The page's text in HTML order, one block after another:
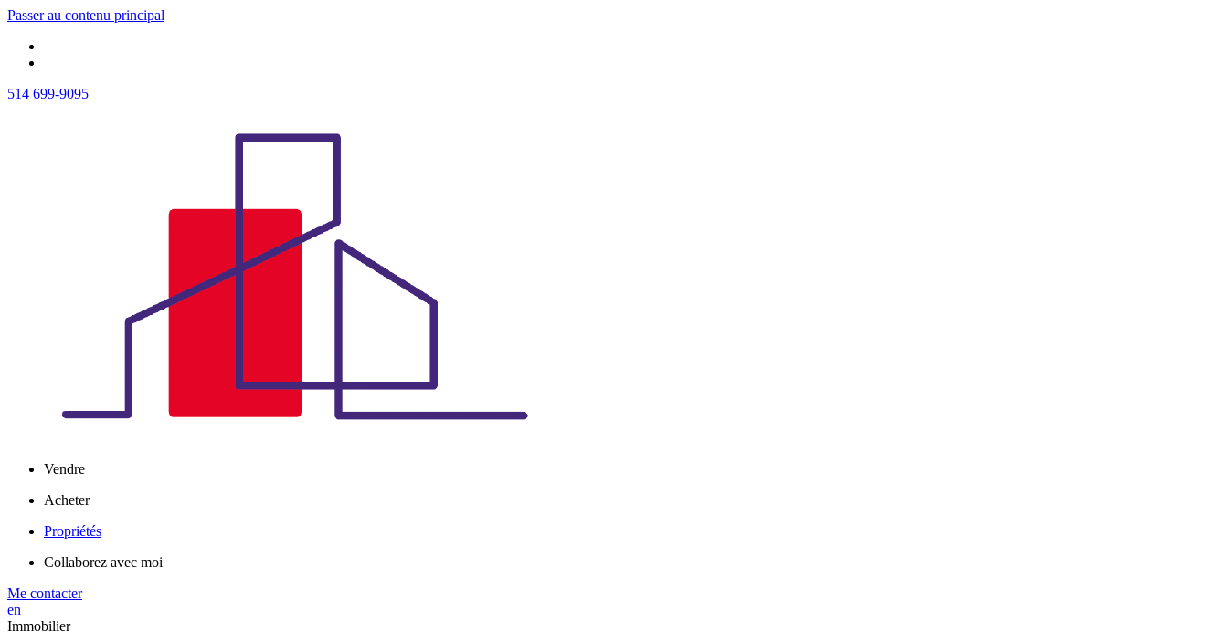
Passer au contenu principal
514 699-9095
Vendre
Acheter
Propriétés
Collaborez avec moi
Me contacter
en
Immobilier